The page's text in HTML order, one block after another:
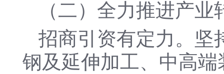
（二）全力推进产业
招商引资有定力。坚
钢及延伸加工、中高